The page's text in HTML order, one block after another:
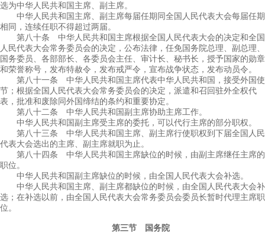
选为中华人民共和国主席、副主席。
中华人民共和国主席、副主席每届任期同全国人民代表大会每届任期
相同，连续任职不得超过两届。
第八十条 中华人民共和国主席根据全国人民代表大会的决定和全国
人民代表大会常务委员会的决定，公布法律，任免国务院总理、副总理、
国务委员、各部部长、各委员会主任、审计长、秘书长，授予国家的勋章
和荣誉称号，发布特赦令，发布戒严令，宣布战争状态，发布动员令。
第八十一条 中华人民共和国主席代表中华人民共和国，接受外国使
节；根据全国人民代表大会常务委员会的决定，派遣和召回驻外全权代
表，批准和废除同外国缔结的条约和重要协定。
第八十二条 中华人民共和国副主席协助主席工作。
中华人民共和国副主席受主席的委托，可以代行主席的部分职权。
第八十三条 中华人民共和国主席、副主席行使职权到下届全国人民
代表大会选出的主席、副主席就职为止。
第八十四条 中华人民共和国主席缺位的时候，由副主席继任主席的
职位。
中华人民共和国副主席缺位的时候，由全国人民代表大会补选。
中华人民共和国主席、副主席都缺位的时候，由全国人民代表大会补
选；在补选以前，由全国人民代表大会常务委员会委员长暂时代理主席职
位。
第三节 国务院